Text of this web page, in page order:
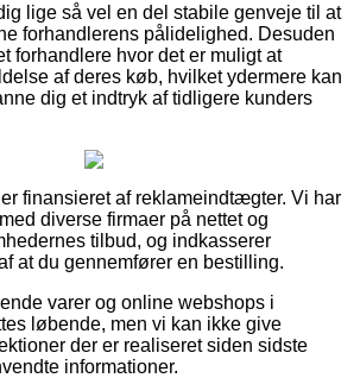
lige så vel en del stabile genveje til at
forhandlerens pålidelighed. Desuden
forhandlere hvor det er muligt at
af deres køb, hvilket ydermere kan
dig et indtryk af tidligere kunders
finansieret af reklameindtægter. Vi har
diverse firmaer på nettet og
tilbud, og indkasserer
at du gennemfører en bestilling.
varer og online webshops i
løbende, men vi kan ikke give
der er realiseret siden sidste
informationer.